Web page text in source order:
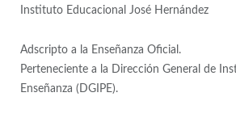
Instituto Educacional José Hernández
Adscripto a la Enseñanza Oficial.
Perteneciente a la Dirección General de
Enseñanza (DGIPE).